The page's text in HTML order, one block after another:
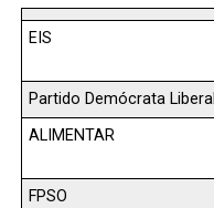
EIS
Partido Demócrata Liberal
ALIMENTAR
FPSO